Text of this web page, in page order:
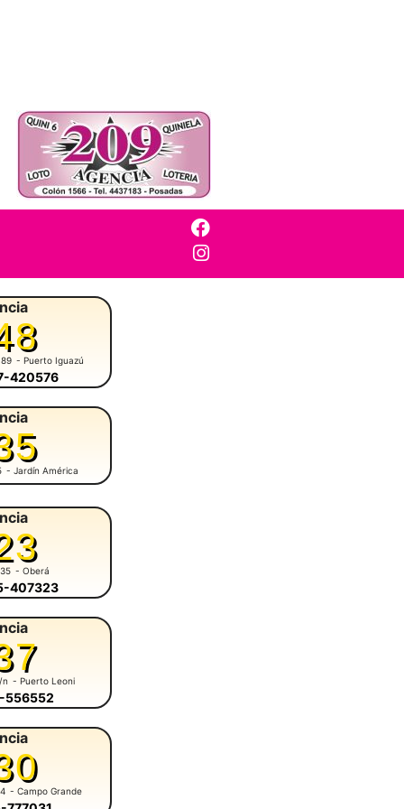
- Puerto Iguazú
420576
- Jardín América
- Oberá
407323
n - Puerto Leoni
556552
- Campo Grande